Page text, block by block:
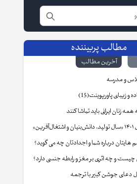
مطالب پربیننده
آخرین مطالب
و مدرسه
و زیبای پاورپوینت(15)
درباره شما و اجدادتان چه می گوید؟
چیست و چه اثری بر مغز و رابطه جنسی دارد؟
دعای جوشن کبیر با ترجمه